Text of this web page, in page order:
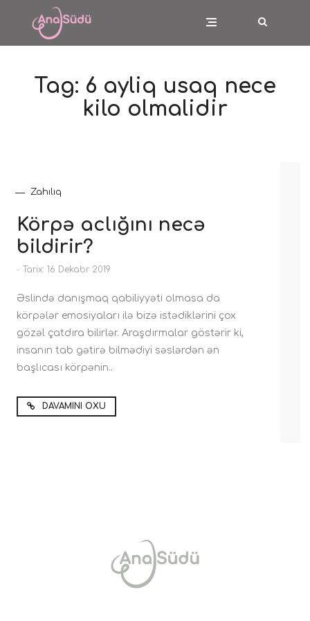
Tag: 6 ayliq usaq nece
kilo olmalidir
Zahılıq
Körpə aclığını necə
bildirir?
- Tarix: 16 Dekabr 2019
Əslində danışmaq qabiliyyəti olmasa da
körpələr emosiyaları ilə bizə istədiklərini çox
gözəl çatdıra bilirlər. Araşdırmalar göstərir ki,
insanın tab gətirə bilmədiyi səslərdən ən
başlıcası körpənin..
DAVAMINI OXU